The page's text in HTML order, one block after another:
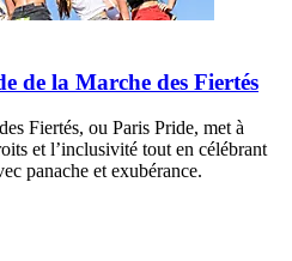
de la Marche des Fiertés
Fiertés, ou Paris Pride, met à
et l’inclusivité tout en célébrant
panache et exubérance.